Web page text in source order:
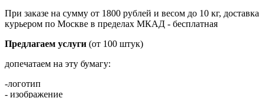
При заказе на сумму от 1800 рублей и весом до 10 кг, доставка
курьером по Москве в пределах МКАД - бесплатная
Предлагаем услуги (от 100 штук)
допечатаем на эту бумагу:
-логотип
- изображение